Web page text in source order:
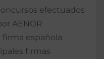
efectuados
AENOR
firma española
firmas